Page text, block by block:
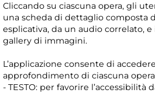
Cliccando su ciascuna opera, gli
una scheda di dettaglio composta
esplicativa, da un audio correlato,
gallery di immagini.
L’applicazione consente di
approfondimento di ciascuna
- TESTO: per favorire l’accessibilità